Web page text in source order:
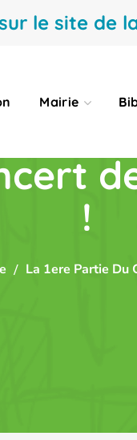
le site de
Mairie
!
La 1ere Partie Du